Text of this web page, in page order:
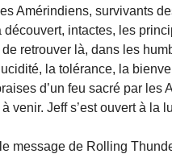
Amérindiens, survivants
découvert, intactes, les
retrouver là, dans les
la tolérance, la
d’un feu sacré par les
venir. Jeff s’est ouvert à la
le message de Rolling